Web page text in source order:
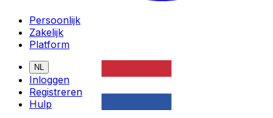
Persoonlijk
Zakelijk
Platform
NL
Inloggen
Registreren
Hulp